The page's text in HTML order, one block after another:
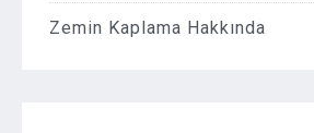
Zemin Kaplama Hakkında